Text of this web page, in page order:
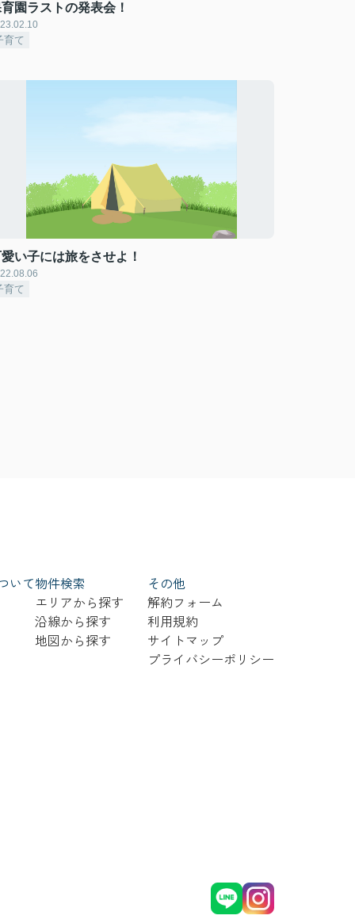
園ラストの発表会！
育て
い子には旅をさせよ！
育て
いて物件検索
エリアから探す
沿線から探す
地図から探す
その他
解約フォーム
利用規約
サイトマップ
プライバシーポリシー